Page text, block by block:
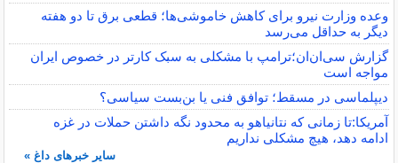
وعده وزارت نیرو برای کاهش خاموشی‌ها؛ قطعی برق تا دو هفته
دیگر به حداقل می‌رسد
گزارش سی‌ان‌ان؛ترامپ با مشکلی به سبک کارتر در خصوص ایران
مواجه است
دیپلماسی در مسقط؛ توافق فنی یا بن‌بست سیاسی؟
آمریکا:تا زمانی که نتانیاهو به محدود نگه داشتن حملات در غزه
ادامه دهد، هیچ مشکلی نداریم
سایر خبرهای داغ »